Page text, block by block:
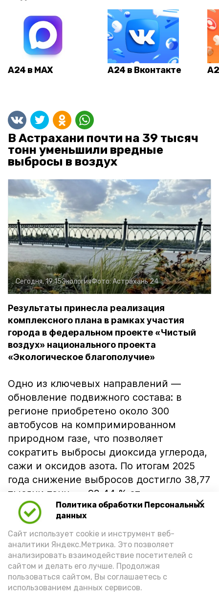
Политика обработки Персональных
данных
Сайт использует cookie и инструмент веб-
аналитики Яндекс.Метрика. Это позволяет
анализировать взаимодействие посетителей с
сайтом и делать его лучше. Продолжая
пользоваться сайтом, Вы соглашаетесь с
использованием данных сервисов.
А24 в MAX А24 в Вконтакте
В Астрахани почти на 39 тысяч
тонн уменьшили вредные
выбросы в воздух
Сегодня, 19:15ЭкологияФото:Астрахань 24
Результаты принесла реализация
комплексного плана в рамках участия
города в федеральном проекте «Чистый
воздух» национального проекта
«Экологическое благополучие»
Одно из ключевых направлений —
обновление подвижного состава: в
регионе приобретено около 300
автобусов на компримированном
природном газе, что позволяет
сократить выбросы диоксида углерода,
сажи и оксидов азота. По итогам 2025
года снижение выбросов достигло 38,77
тысячи тонн — 98,44 % от
установленного показателя.
Дополнительный вклад в улучшение
качества воздуха внесёт строительство
Восточного обхода Астрахани. К 2036
году планируется сократить выбросы
вдвое.
«Формируя концепцию транспортной